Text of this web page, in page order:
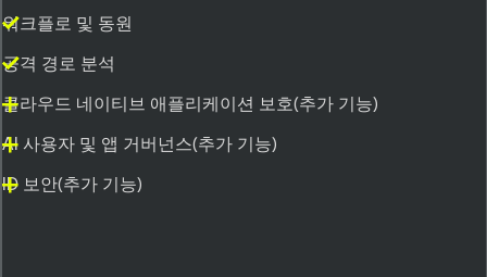
워크플로 및 동원
공격 경로 분석
클라우드 네이티브 애플리케이션 보호(추가 기능)
AI 사용자 및 앱 거버넌스(추가 기능)
ID 보안(추가 기능)